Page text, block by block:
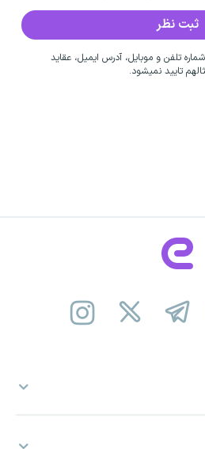
تلفن و موبایل، آدرس ایمیل، عقاید
تایید نمیشود.